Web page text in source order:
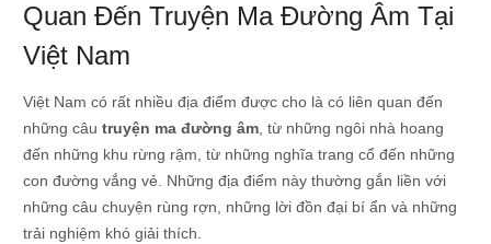
Quan Đến Truyện Ma Đường Âm Tại
Việt Nam
Việt Nam có rất nhiều địa điểm được cho là có liên quan đến
những câu truyện ma đường âm, từ những ngôi nhà hoang
đến những khu rừng rậm, từ những nghĩa trang cổ đến những
con đường vắng vẻ. Những địa điểm này thường gắn liền với
những câu chuyện rùng rợn, những lời đồn đại bí ẩn và những
trải nghiệm khó giải thích.